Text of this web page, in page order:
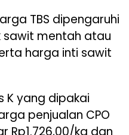
TBS dipengaruhi
sawit mentah atau
harga inti sawit
K yang dipakai
penjualan CPO